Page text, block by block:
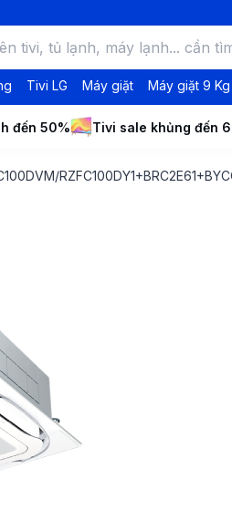
Tivi LG Máy giặt Máy giặt 9 Kg
đến 50% Tivi sale khủng đến